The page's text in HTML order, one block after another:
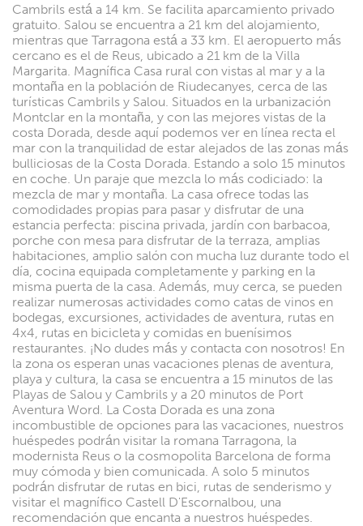
Cambrils está a 14 km. Se facilita aparcamiento privado
gratuito. Salou se encuentra a 21 km del alojamiento,
mientras que Tarragona está a 33 km. El aeropuerto más
cercano es el de Reus, ubicado a 21 km de la Villa
Margarita. Magnífica Casa rural con vistas al mar y a la
montaña en la población de Riudecanyes, cerca de las
turísticas Cambrils y Salou. Situados en la urbanización
Montclar en la montaña, y con las mejores vistas de la
costa Dorada, desde aquí podemos ver en línea recta el
mar con la tranquilidad de estar alejados de las zonas más
bulliciosas de la Costa Dorada. Estando a solo 15 minutos
en coche. Un paraje que mezcla lo más codiciado: la
mezcla de mar y montaña. La casa ofrece todas las
comodidades propias para pasar y disfrutar de una
estancia perfecta: piscina privada, jardín con barbacoa,
porche con mesa para disfrutar de la terraza, amplias
habitaciones, amplio salón con mucha luz durante todo el
día, cocina equipada completamente y parking en la
misma puerta de la casa. Además, muy cerca, se pueden
realizar numerosas actividades como catas de vinos en
bodegas, excursiones, actividades de aventura, rutas en
4x4, rutas en bicicleta y comidas en buenísimos
restaurantes. ¡No dudes más y contacta con nosotros! En
la zona os esperan unas vacaciones plenas de aventura,
playa y cultura, la casa se encuentra a 15 minutos de las
Playas de Salou y Cambrils y a 20 minutos de Port
Aventura Word. La Costa Dorada es una zona
incombustible de opciones para las vacaciones, nuestros
huéspedes podrán visitar la romana Tarragona, la
modernista Reus o la cosmopolita Barcelona de forma
muy cómoda y bien comunicada. A solo 5 minutos
podrán disfrutar de rutas en bici, rutas de senderismo y
visitar el magnífico Castell D'Escornalbou, una
recomendación que encanta a nuestros huéspedes.